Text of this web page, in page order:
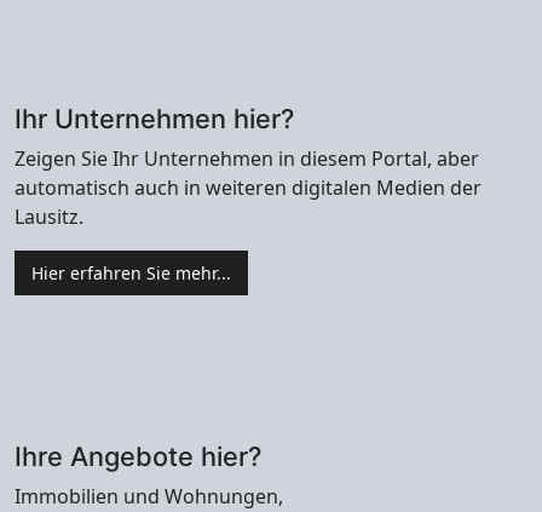
Ihr Unternehmen hier?
Zeigen Sie Ihr Unternehmen in diesem Portal, aber
automatisch auch in weiteren digitalen Medien der
Lausitz.
Hier erfahren Sie mehr...
Ihre Angebote hier?
Immobilien und Wohnungen,